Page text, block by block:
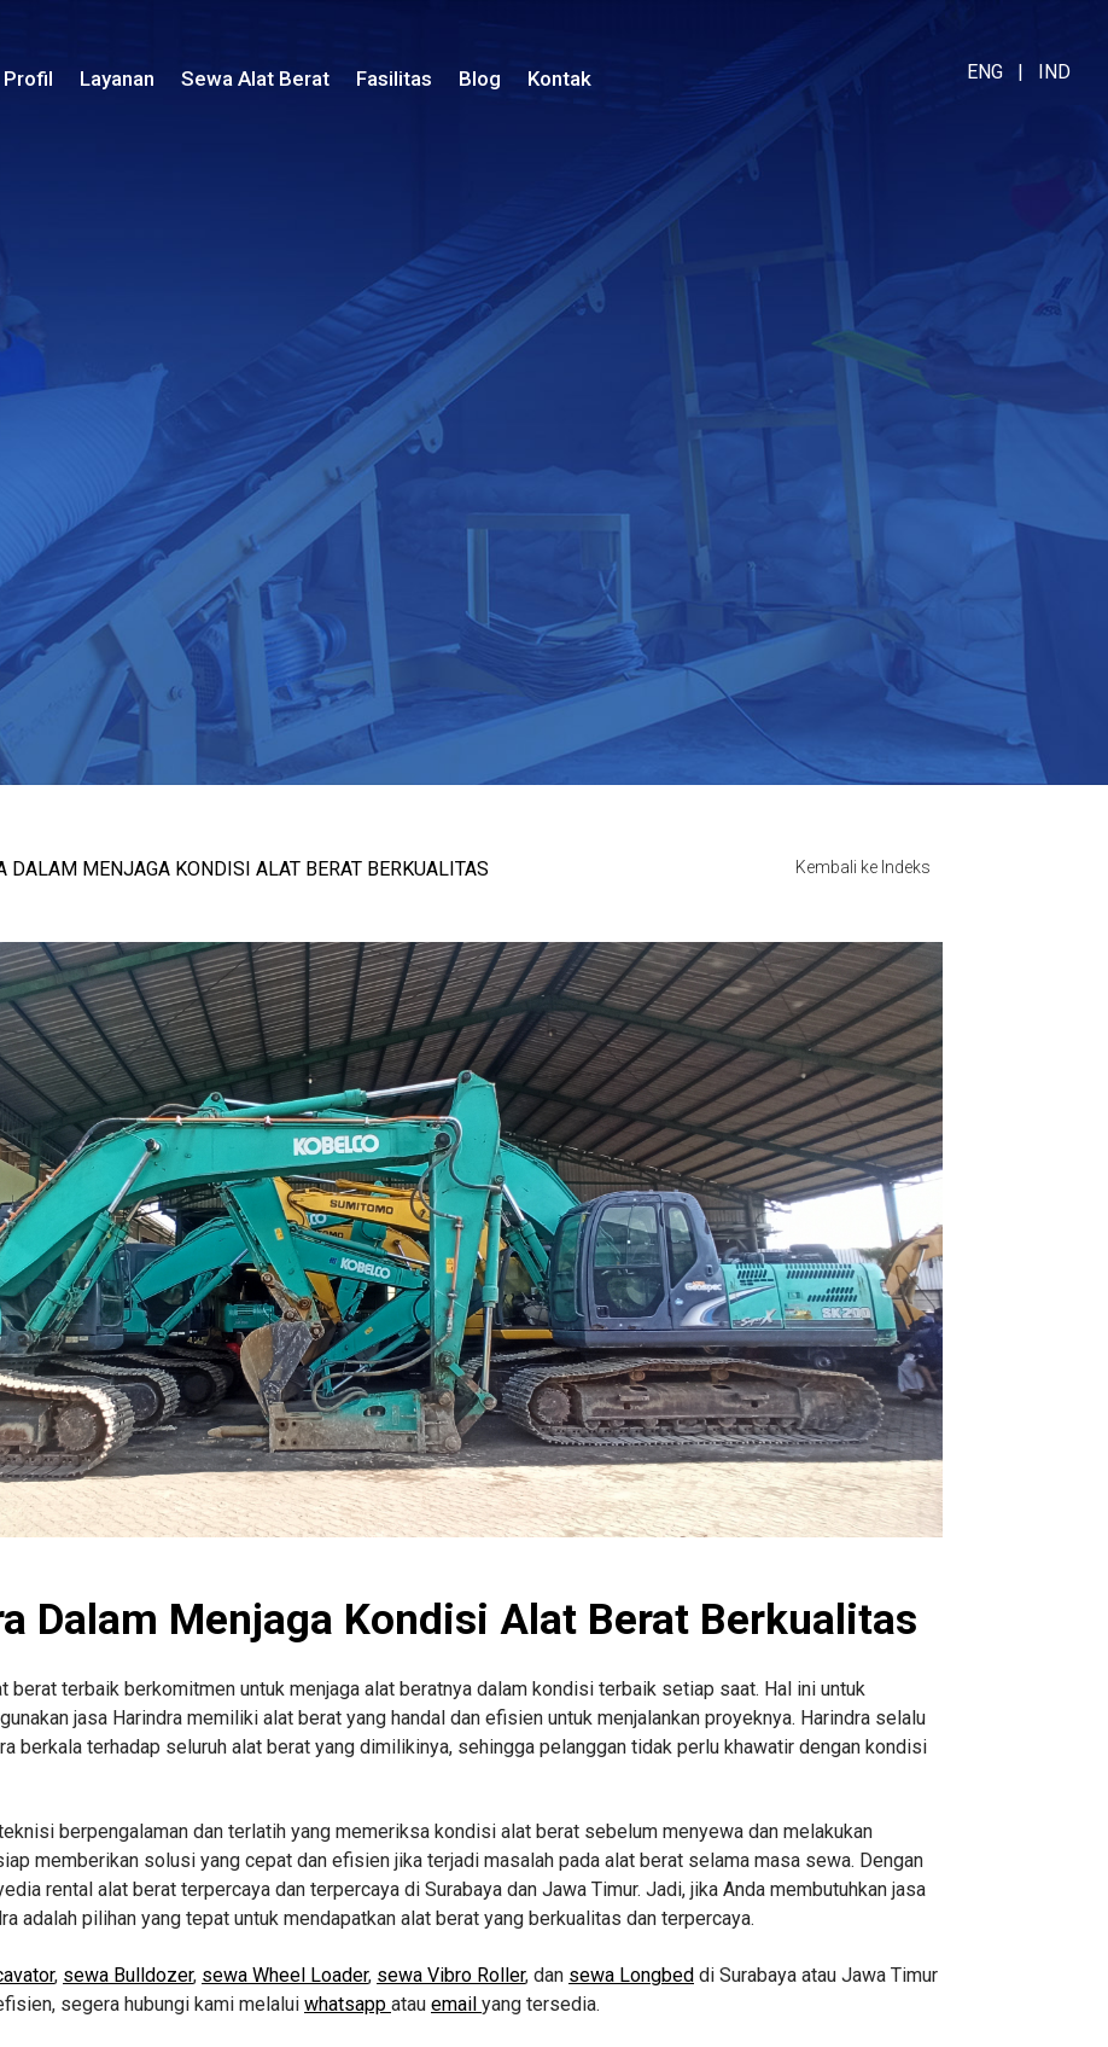
Profil Layanan Sewa Alat Berat Fasilitas Blog Kontak ENG | IND
DALAM MENJAGA KONDISI ALAT BERAT BERKUALITAS Kembali ke Indeks
Dalam Menjaga Kondisi Alat Berat Berkualitas
berat terbaik berkomitmen untuk menjaga alat beratnya dalam kondisi terbaik setiap saat. Hal ini untuk
jasa Harindra memiliki alat berat yang handal dan efisien untuk menjalankan proyeknya. Harindra selalu
berkala terhadap seluruh alat berat yang dimilikinya, sehingga pelanggan tidak perlu khawatir dengan kondisi
berpengalaman dan terlatih yang memeriksa kondisi alat berat sebelum menyewa dan melakukan
memberikan solusi yang cepat dan efisien jika terjadi masalah pada alat berat selama masa sewa. Dengan
rental alat berat terpercaya dan terpercaya di Surabaya dan Jawa Timur. Jadi, jika Anda membutuhkan jasa
adalah pilihan yang tepat untuk mendapatkan alat berat yang berkualitas dan terpercaya.
, sewa Bulldozer, sewa Wheel Loader, sewa Vibro Roller, dan sewa Longbed di Surabaya atau Jawa Timur
segera hubungi kami melalui whatsapp atau email yang tersedia.